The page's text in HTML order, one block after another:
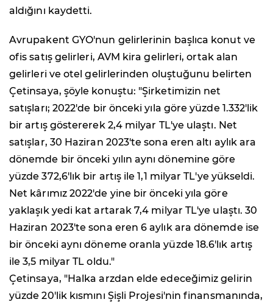
aldığını kaydetti.
Avrupakent GYO'nun gelirlerinin başlıca konut ve
ofis satış gelirleri, AVM kira gelirleri, ortak alan
gelirleri ve otel gelirlerinden oluştuğunu belirten
Çetinsaya, şöyle konuştu: "Şirketimizin net
satışları; 2022'de bir önceki yıla göre yüzde 1.332'lik
bir artış göstererek 2,4 milyar TL'ye ulaştı. Net
satışlar, 30 Haziran 2023'te sona eren altı aylık ara
dönemde bir önceki yılın aynı dönemine göre
yüzde 372,6'lık bir artış ile 1,1 milyar TL'ye yükseldi.
Net kârımız 2022'de yine bir önceki yıla göre
yaklaşık yedi kat artarak 7,4 milyar TL'ye ulaştı. 30
Haziran 2023'te sona eren 6 aylık ara dönemde ise
bir önceki aynı döneme oranla yüzde 18.6'lık artış
ile 3,5 milyar TL oldu."
Çetinsaya, "Halka arzdan elde edeceğimiz gelirin
yüzde 20'lik kısmını Şişli Projesi'nin finansmanında,